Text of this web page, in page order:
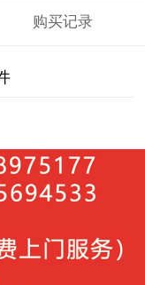
购买记录